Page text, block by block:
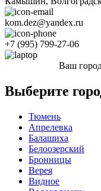
kom.dez@yandex.ru
+7 (995) 799-27-06
Ваш
Выберите
Тюмень
Апрелевка
Балашиха
Белоозерский
Бронницы
Верея
Видное